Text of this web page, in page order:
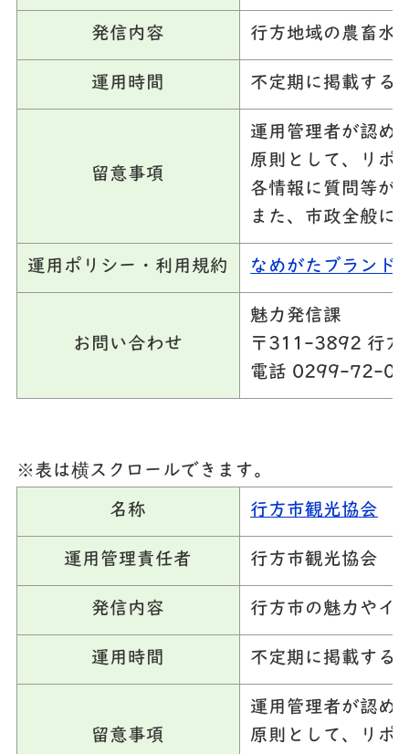
発信内容 行方地域の農畜水
運用時間 不定期に掲載する
留意事項
運用管理者が認め
原則として、リポ
各情報に質問等が
また、市政全般に
運用ポリシー・利用規約 なめがたブランド
お問い合わせ
魅力発信課
〒311-3892 行方
電話 0299-72-
※表は横スクロールできます。
名称 行方市観光協会
運用管理責任者 行方市観光協会
発信内容 行方市の魅力やイ
運用時間 不定期に掲載する
留意事項
運用管理者が認め
原則として、リポ